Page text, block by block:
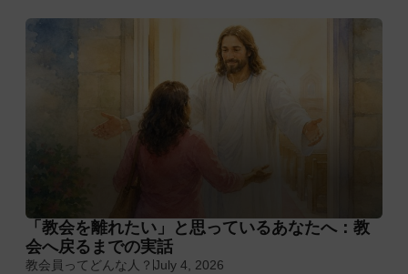
「教会を離れたい」と思っているあなたへ：教
会へ戻るまでの実話
教会員ってどんな人？ July 4, 2026